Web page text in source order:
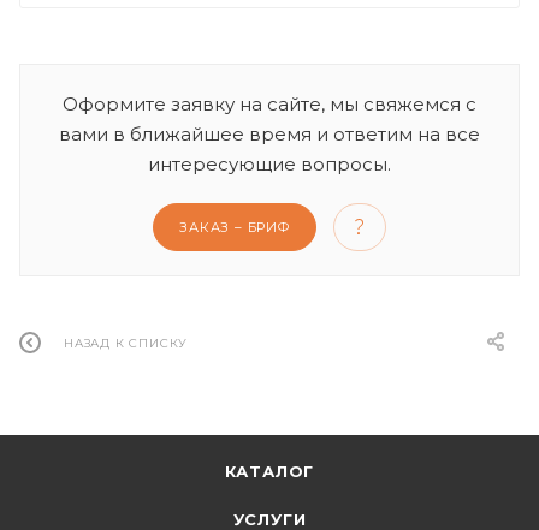
Оформите заявку на сайте, мы свяжемся с
вами в ближайшее время и ответим на все
интересующие вопросы.
ЗАКАЗ – БРИФ
НАЗАД К СПИСКУ
КАТАЛОГ
УСЛУГИ